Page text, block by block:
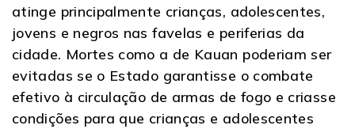
atinge principalmente crianças, adolescentes,
jovens e negros nas favelas e periferias da
cidade. Mortes como a de Kauan poderiam ser
evitadas se o Estado garantisse o combate
efetivo à circulação de armas de fogo e criasse
condições para que crianças e adolescentes